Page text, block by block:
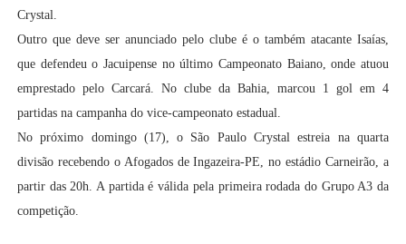
Crystal.
Outro que deve ser anunciado pelo clube é o também atacante Isaías,
que defendeu o Jacuipense no último Campeonato Baiano, onde atuou
emprestado pelo Carcará. No clube da Bahia, marcou 1 gol em 4
partidas na campanha do vice-campeonato estadual.
No próximo domingo (17), o São Paulo Crystal estreia na quarta
divisão recebendo o Afogados de Ingazeira-PE, no estádio Carneirão, a
partir das 20h. A partida é válida pela primeira rodada do Grupo A3 da
competição.